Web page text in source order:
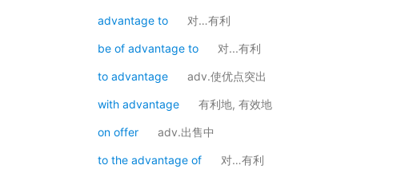
advantage to 对…有利
be of advantage to 对...有利
to advantage adv.使优点突出
with advantage 有利地, 有效地
on offer adv.出售中
to the advantage of 对…有利